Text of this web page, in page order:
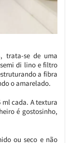
trata-se de uma
di lino e filtro
a fibra
o amarelado.
ml cada. A textura
é gostosinho,
ou seco e não